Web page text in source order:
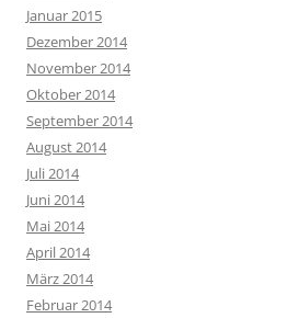
Januar 2015
Dezember 2014
November 2014
Oktober 2014
September 2014
August 2014
Juli 2014
Juni 2014
Mai 2014
April 2014
März 2014
Februar 2014